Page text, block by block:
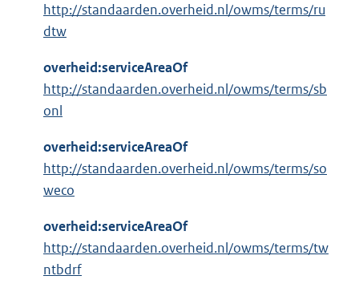
http://standaarden.overheid.nl/owms/terms/ru
dtw
overheid:serviceAreaOf
http://standaarden.overheid.nl/owms/terms/sb
onl
overheid:serviceAreaOf
http://standaarden.overheid.nl/owms/terms/so
weco
overheid:serviceAreaOf
http://standaarden.overheid.nl/owms/terms/tw
ntbdrf